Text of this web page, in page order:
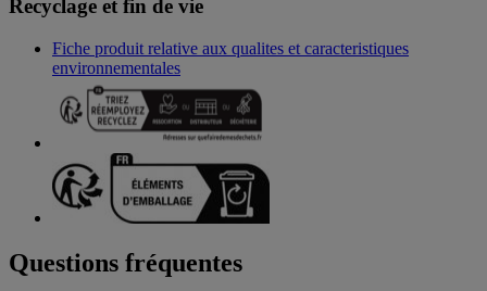
Recyclage et fin de vie
Fiche produit relative aux qualites et caracteristiques
environnementales
Questions fréquentes